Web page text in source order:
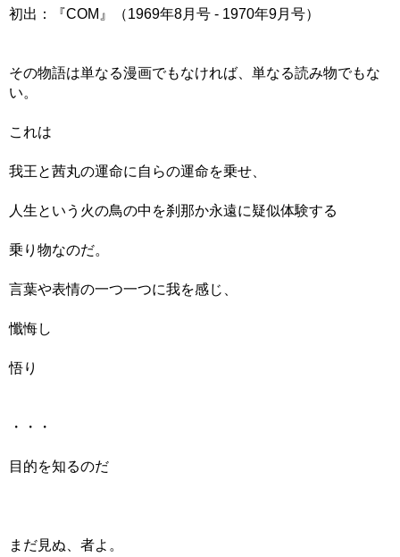
初出：『COM』（1969年8月号 - 1970年9月号）
その物語は単なる漫画でもなければ、単なる読み物でもな
い。
これは
我王と茜丸の運命に自らの運命を乗せ、
人生という火の鳥の中を刹那か永遠に疑似体験する
乗り物なのだ。
言葉や表情の一つ一つに我を感じ、
懺悔し
悟り
・・・
目的を知るのだ
まだ見ぬ、者よ。